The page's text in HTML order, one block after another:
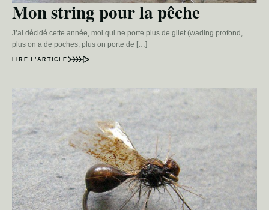
Mon string pour la pêche
J’ai décidé cette année, moi qui ne porte plus de gilet (wading profond,
plus on a de poches, plus on porte de […]
LIRE L’ARTICLE